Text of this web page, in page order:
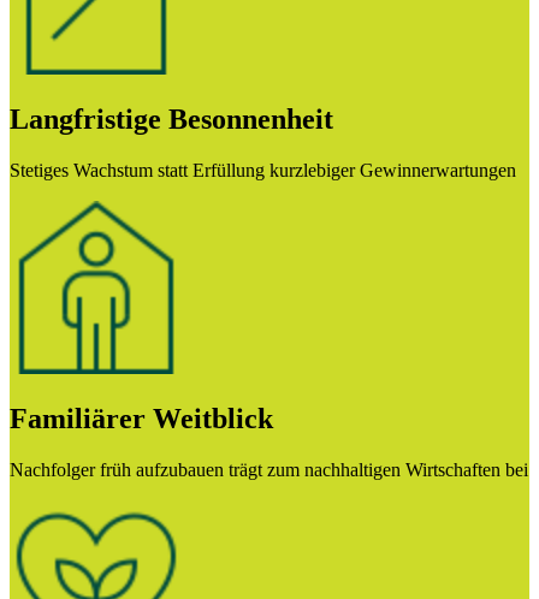
Langfristige Besonnenheit
Stetiges Wachstum statt Erfüllung kurzlebiger Gewinnerwartungen
Familiärer Weitblick
Nachfolger früh aufzubauen trägt zum nachhaltigen Wirtschaften bei